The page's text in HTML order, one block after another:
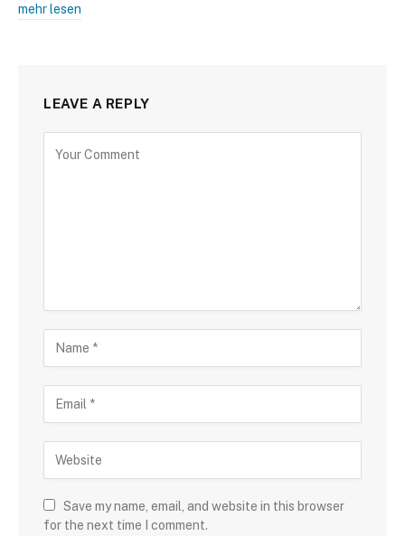
mehr lesen
LEAVE A REPLY
Save my name, email, and website in this browser
for the next time I comment.